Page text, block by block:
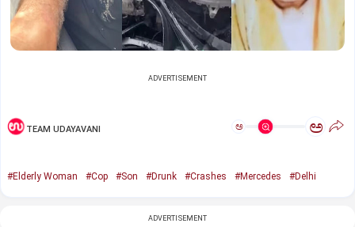
ADVERTISEMENT
TEAM UDAYAVANI ಅ ಅ
#Elderly Woman #Cop #Son #Drunk #Crashes #Mercedes #Delhi
ADVERTISEMENT